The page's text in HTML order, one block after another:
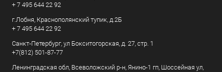
+ 7 495 644 22 92
г.Лобня, Краснополянский тупик, д.2Б
+ 7 495 644 22 92
Санкт-Петербург, ул Бокситогорская, д. 27, стр. 1
+7(812) 501-87-77
Ленинградская обл, Всеволожский р-н, Янино-1 гп, Шоссейная ул,